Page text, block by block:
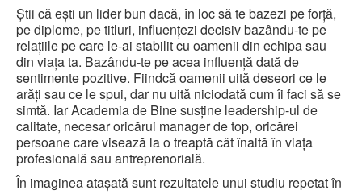
Știi că ești un lider bun dacă, în loc să te bazezi pe forță,
pe diplome, pe titluri, influențezi decisiv bazându-te pe
relațiile pe care le-ai stabilit cu oamenii din echipa sau
din viața ta. Bazându-te pe acea influență dată de
sentimente pozitive. Fiindcă oamenii uită deseori ce le
arăți sau ce le spui, dar nu uită niciodată cum îi faci să se
simtă. Iar Academia de Bine susține leadership-ul de
calitate, necesar oricărui manager de top, oricărei
persoane care visează la o treaptă cât înaltă în viața
profesională sau antreprenorială.
În imaginea atașată sunt rezultatele unui studiu repetat în